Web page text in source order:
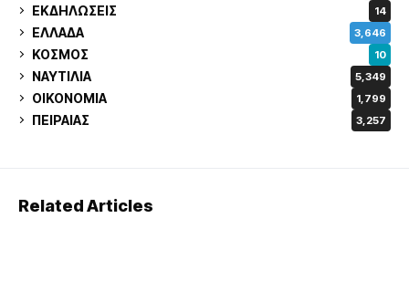
ΕΚΔΗΛΩΣΕΙΣ 14
ΕΛΛΑΔΑ 3,646
ΚΟΣΜΟΣ 10
ΝΑΥΤΙΛΙΑ 5,349
ΟΙΚΟΝΟΜΙΑ 1,799
ΠΕΙΡΑΙΑΣ 3,257
Related Articles